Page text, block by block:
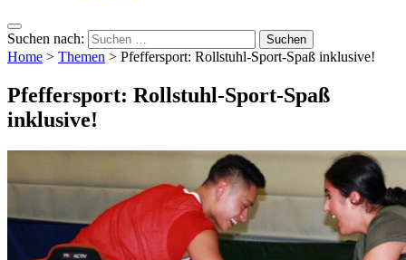
Suchen nach:
Home > Themen > Pfeffersport: Rollstuhl-Sport-Spaß inklusive!
Pfeffersport: Rollstuhl-Sport-Spaß
inklusive!